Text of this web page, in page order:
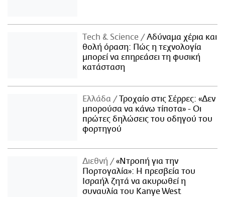
Τech & Science
Αδύναμα χέρια και
θολή όραση: Πώς η τεχνολογία
μπορεί να επηρεάσει τη φυσική
κατάσταση
Ελλάδα
Τροχαίο στις Σέρρες: «Δεν
μπορούσα να κάνω τίποτα» - Οι
πρώτες δηλώσεις του οδηγού του
φορτηγού
Διεθνή
«Ντροπή για την
Πορτογαλία»: Η πρεσβεία του
Ισραήλ ζητά να ακυρωθεί η
συναυλία του Kanye West